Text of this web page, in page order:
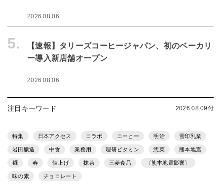
2026.08.06
5.
【速報】タリーズコーヒージャパン、初のベーカリ
ー導入新店舗オープン
2026.08.06
注目キーワード 2026.08.09付
特集 日本アクセス コラボ コーヒー 明治 雪印乳業
岩田醸造 中食 業務用 理研ビタミン 惣菜 熊本地震
麺 春 値上げ 抹茶 三菱食品 〔熊本地震影響〕
味の素 チョコレート